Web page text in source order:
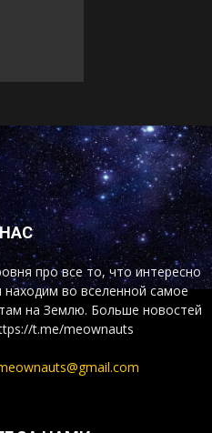
про все то, что интересно
во вселенной самое
на Землю. Больше новостей
t.me/meownauts